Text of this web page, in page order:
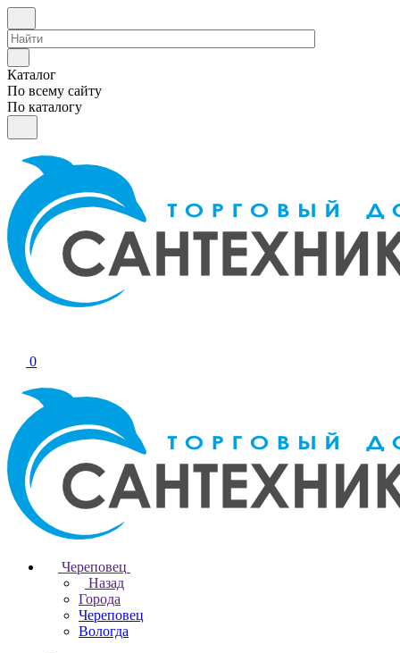
Каталог
По всему сайту
По каталогу
0
Череповец
Назад
Города
Череповец
Вологда